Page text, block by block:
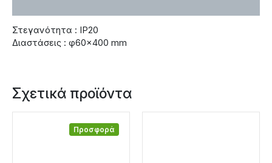
Στεγανότητα : IP20
Διαστάσεις : φ60×400 mm
Σχετικά προϊόντα
Προσφορά